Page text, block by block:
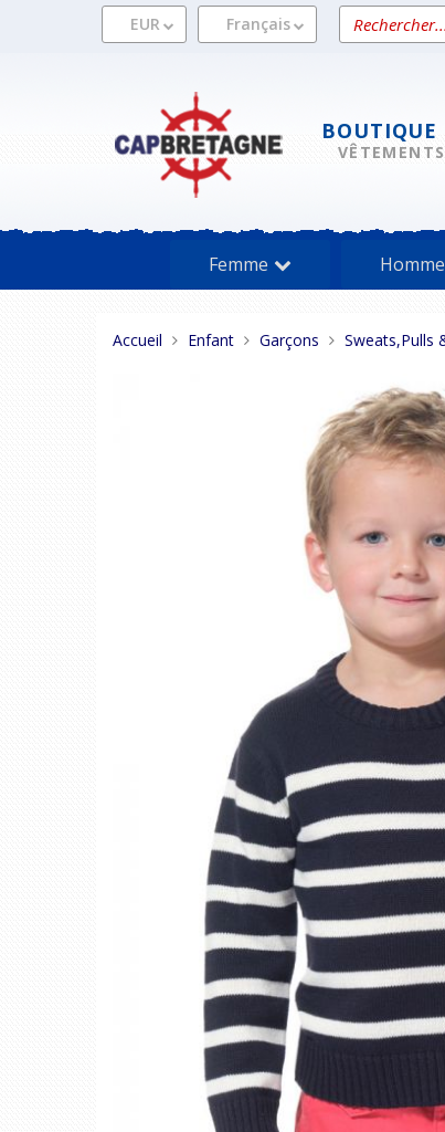
EUR Français
Rechercher
un
BOUTIQUE
Femme Homme
Vous
Accueil Enfant Garçons Sweats,Pulls